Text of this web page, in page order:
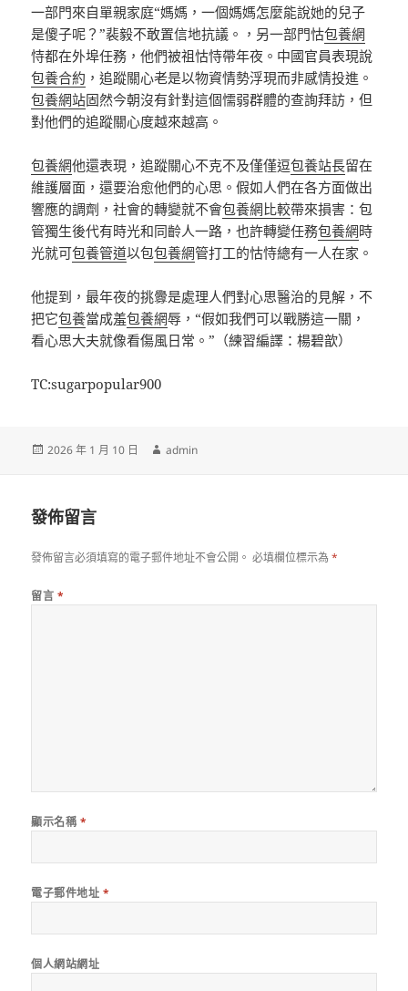
一部門來自單親家庭“媽媽，一個媽媽怎麼能說她的兒子
是傻子呢？”裴毅不敢置信地抗議。，另一部門怙包養網
恃都在外埠任務，他們被祖怙恃帶年夜。中國官員表現說
包養合約 ，追蹤關心老是以物資情勢浮現而非感情投進。
包養網站固然今朝沒有針對這個懦弱群體的查詢拜訪，但
對他們的追蹤關心度越來越高。
包養網他還表現，追蹤關心不克不及僅僅逗包養站長留在
維護層面，還要治愈他們的心思。假如人們在各方面做出
響應的調劑，社會的轉變就不會包養網比較帶來損害：包
管獨生後代有時光和同齡人一路，也許轉變任務包養網時
光就可包養管道以包包養網管打工的怙恃總有一人在家。
他提到，最年夜的挑釁是處理人們對心思醫治的見解，不
把它包養當成羞包養網辱，“假如我們可以戰勝這一關，
看心思大夫就像看傷風日常。”（練習編譯：楊碧歆）
TC:sugarpopular900
發
2026 年 1 月 10 日
作
admin
發佈留言
發佈留言必須填寫的電子郵件地址不會公開。 必填欄位標示為*
留言 *
顯示名稱 *
電子郵件地址 *
個人網站網址